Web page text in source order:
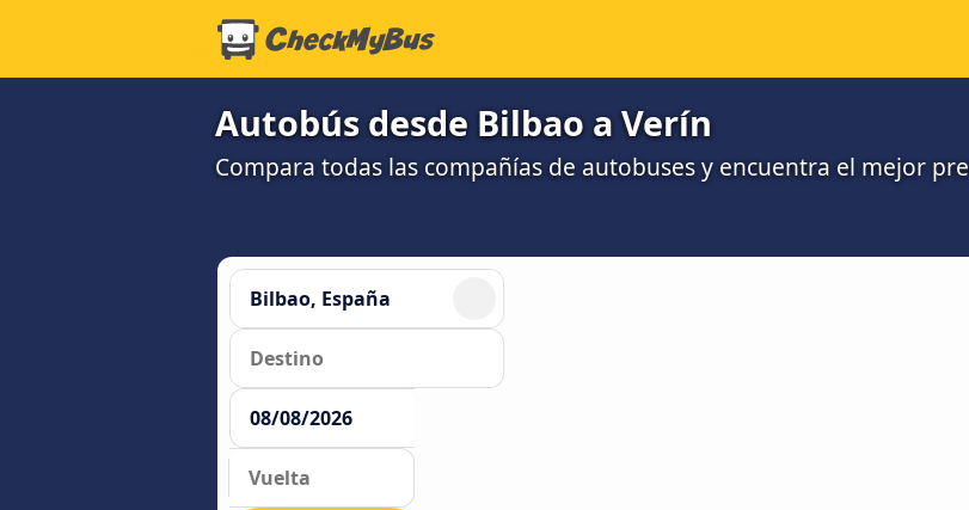
Autobús desde Bilbao a Verín
Compara todas las compañías de autobuses y encuentra el mejor